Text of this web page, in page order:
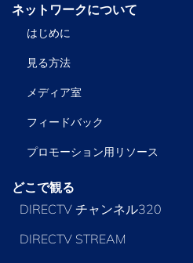
ネットワークについて
はじめに
見る方法
メディア室
フィードバック
プロモーション用リソース
どこで観る
DIRECTV チャンネル320
DIRECTV STREAM